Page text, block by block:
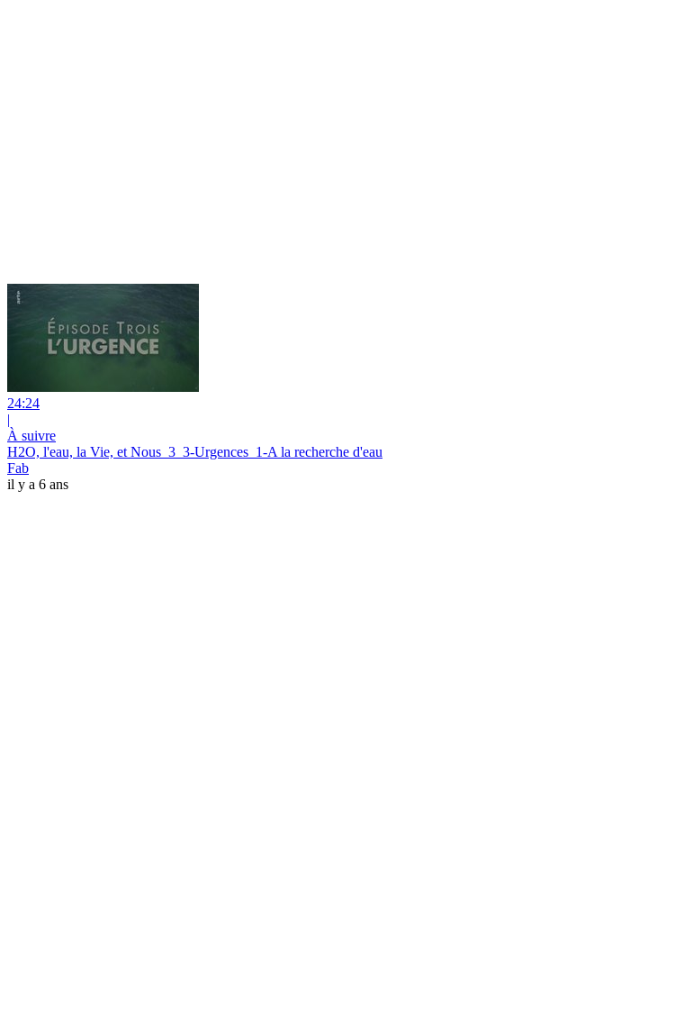
24:24
|
À suivre
H2O, l'eau, la Vie, et Nous_3_3-Urgences_1-A la recherche d'eau
Fab
il y a 6 ans